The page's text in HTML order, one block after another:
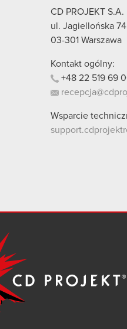
CD PROJEKT S.A.
ul. Jagiellońska 74
03-301 Warszawa
Kontakt ogólny:
+48 22 519 69
Wsparcie